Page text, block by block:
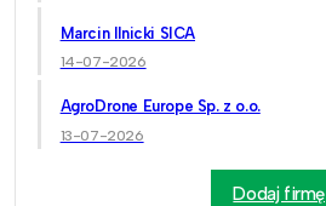
Marcin Ilnicki SICA
14-07-2026
AgroDrone Europe Sp. z o.o.
13-07-2026
Dodaj firmę